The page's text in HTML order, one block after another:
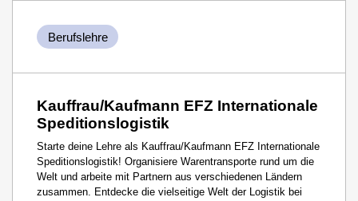
Berufslehre
Kauffrau/Kaufmann EFZ Internationale
Speditionslogistik
Starte deine Lehre als Kauffrau/Kaufmann EFZ Internationale
Speditionslogistik! Organisiere Warentransporte rund um die
Welt und arbeite mit Partnern aus verschiedenen Ländern
zusammen. Entdecke die vielseitige Welt der Logistik bei